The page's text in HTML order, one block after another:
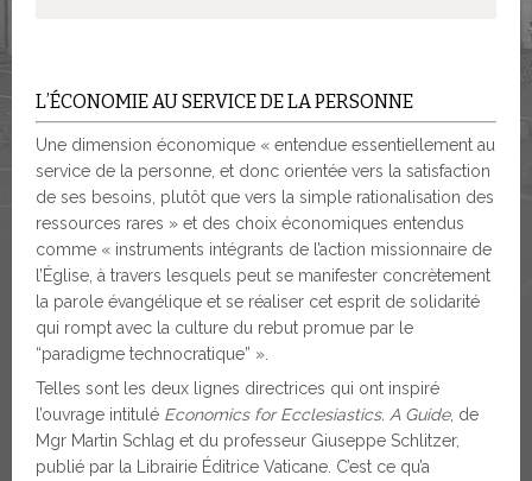
L’ÉCONOMIE AU SERVICE DE LA PERSONNE
Une dimension économique « entendue essentiellement au
service de la personne, et donc orientée vers la satisfaction
de ses besoins, plutôt que vers la simple rationalisation des
ressources rares » et des choix économiques entendus
comme « instruments intégrants de l’action missionnaire de
l’Église, à travers lesquels peut se manifester concrètement
la parole évangélique et se réaliser cet esprit de solidarité
qui rompt avec la culture du rebut promue par le
“paradigme technocratique” ».
Telles sont les deux lignes directrices qui ont inspiré
l’ouvrage intitulé Economics for Ecclesiastics. A Guide, de
Mgr Martin Schlag et du professeur Giuseppe Schlitzer,
publié par la Librairie Éditrice Vaticane. C’est ce qu’a